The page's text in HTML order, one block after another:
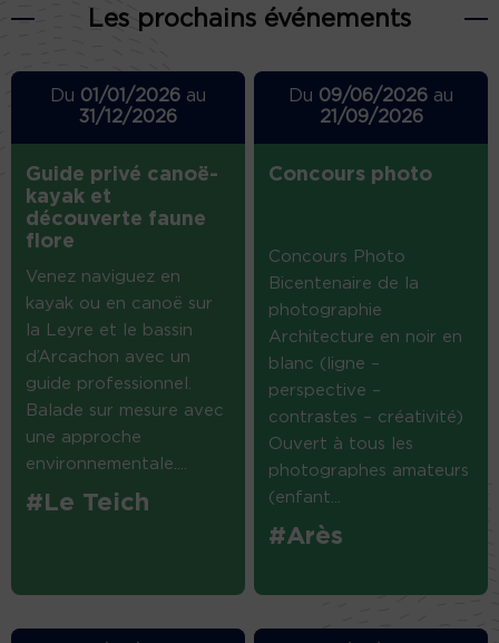
Les prochains événements
Du 01/01/2026au
31/12/2026
Guide privé canoë-
kayak et
découverte faune
flore
Venez naviguez en
kayak ou en canoë sur
la Leyre et le bassin
d’Arcachon avec un
guide professionnel.
Balade sur mesure avec
une approche
environnementale....
#Le Teich
Du 09/06/2026 au
21/09/2026
Concours photo
Concours Photo
Bicentenaire de la
photographie
Architecture en noir en
blanc (ligne –
perspective –
contrastes – créativité)
Ouvert à tous les
photographes amateurs
(enfant...
#Arès